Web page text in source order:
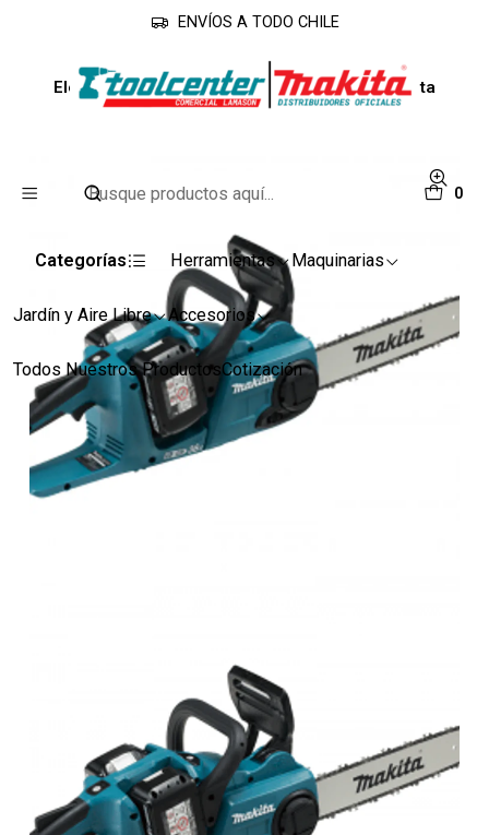
0
Categorías Herramientas Maquinarias
Jardín y Aire Libre Accesorios
Todos Nuestros ProductosCotización
ENVÍOS A TODO CHILE
Inicio Línea Jardín
Electrosierras
Electrosierra Inalambrica 14" DUC353Z-1 Makita